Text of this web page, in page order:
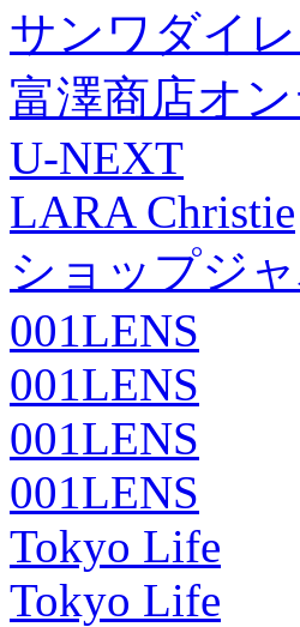
サンワダイ
富澤商店オ
U-NEXT
LARA Christie
ショップジ
001LENS
001LENS
001LENS
001LENS
Tokyo Life
Tokyo Life